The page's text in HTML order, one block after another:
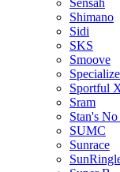
Sensah
Shimano
Sidi
SKS
Smoove
Sportful
Sram
Stan's
SUMC
Sunrace